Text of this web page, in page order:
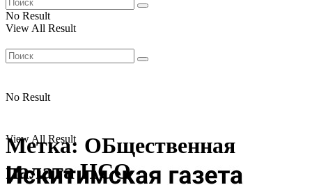
No Result
View All Result
No Result
View All Result
Метка: ОБщественная
палата НСО